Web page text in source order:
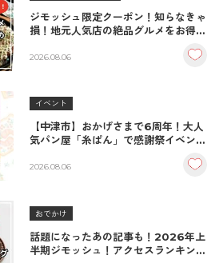
ジモッシュ限定クーポン！知らなきゃ
損！地元人気店の絶品グルメをお得に
2026.08.06
イベント
【中津市】おかげさまで6周年！大人
気パン屋「糸ぱん」で感謝祭イベント
♪（8/7〜8/9）
2026.08.06
おでかけ
話題になったあの記事も！2026年上
半期ジモッシュ！アクセスランキング